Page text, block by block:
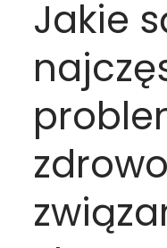
Jakie